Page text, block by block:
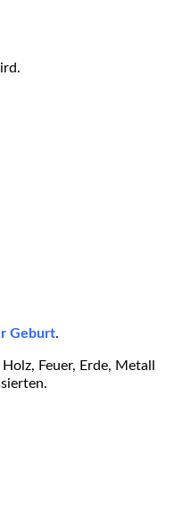
Geburt.
Feuer, Erde, Metall